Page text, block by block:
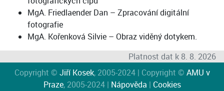
MgA. Friedlaender Dan – Zpracování digitální
fotografie
MgA. Kořenková Silvie – Obraz viděný dotykem.
Platnost dat k 8. 8. 2026
Copyright © Jiří Kosek, 2005-2024 | Copyright © AMU v
Praze, 2005-2024 | Nápověda | Cookies